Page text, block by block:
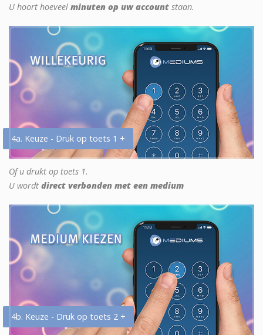
U hoort hoeveel minuten op uw account staan.
4a. Keuze - Druk op toets 1 +
Of u drukt op toets 1.
U wordt direct verbonden met een medium
4b. Keuze - Druk op toets 2 +